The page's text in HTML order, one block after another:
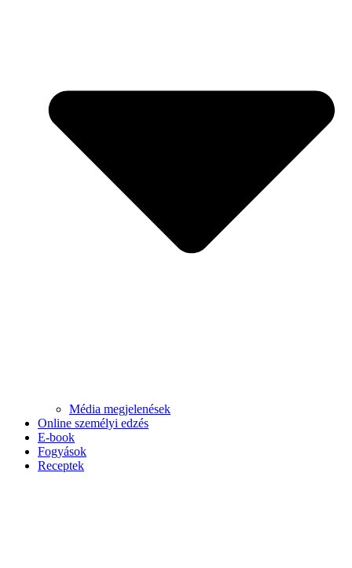
Média megjelenések
Online személyi edzés
E-book
Fogyások
Receptek